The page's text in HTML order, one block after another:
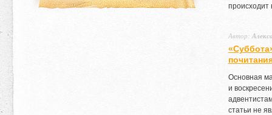
происходит
Автор:
Основная
и
статьи не